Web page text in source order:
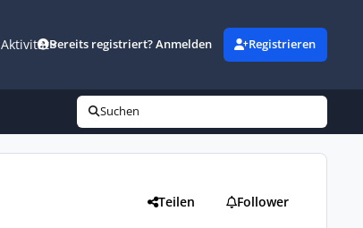
AktivitätBereits registriert? Anmelden Registrieren
Suchen
Teilen Follower